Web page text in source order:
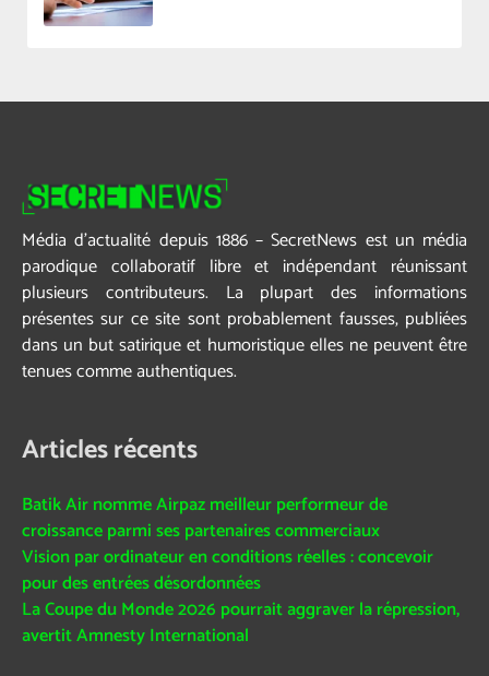
Média d’actualité depuis 1886 – SecretNews est un média
parodique collaboratif libre et indépendant réunissant
plusieurs contributeurs. La plupart des informations
présentes sur ce site sont probablement fausses, publiées
dans un but satirique et humoristique elles ne peuvent être
tenues comme authentiques.
Articles récents
Batik Air nomme Airpaz meilleur performeur de
croissance parmi ses partenaires commerciaux
Vision par ordinateur en conditions réelles : concevoir
pour des entrées désordonnées
La Coupe du Monde 2026 pourrait aggraver la répression,
avertit Amnesty International